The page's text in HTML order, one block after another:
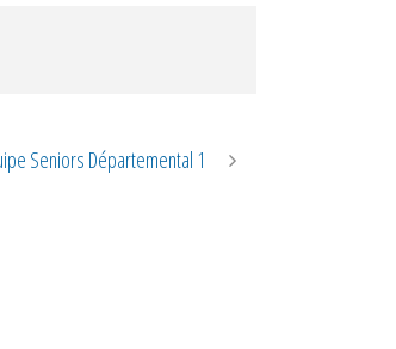
Seniors Départemental 1